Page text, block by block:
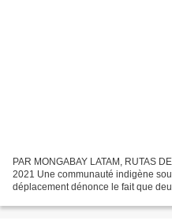
PAR MONGABAY LATAM, RUTAS
2021 Une communauté indigène
déplacement dénonce le fait que